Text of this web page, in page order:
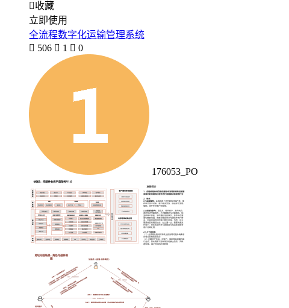
收藏
立即使用
全流程数字化运输管理系统
 506  1  0
176053_PO